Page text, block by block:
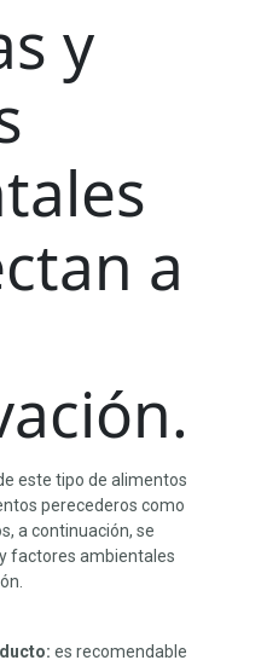
y
a
este tipo de alimentos
perecederos como
a continuación, se
factores ambientales
es recomendable